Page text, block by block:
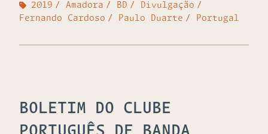
2019 Amadora BD
Divulgação
Fernando Cardoso
Paulo Duarte Portugal
BOLETIM DO CLUBE